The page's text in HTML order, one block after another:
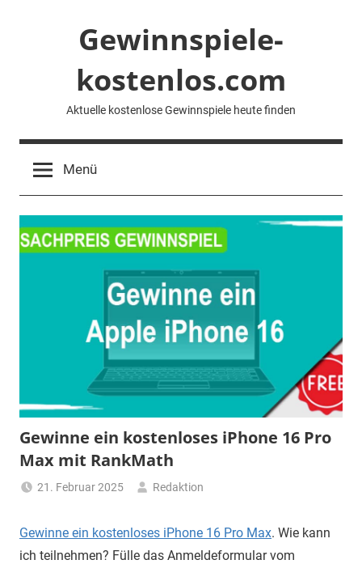
Gewinnspiele-
kostenlos.com
Aktuelle kostenlose Gewinnspiele heute finden
Menü
Gewinne ein kostenloses iPhone 16 Pro
Max mit RankMath
21. Februar 2025 Redaktion
Gewinne ein kostenloses iPhone 16 Pro Max. Wie kann
ich teilnehmen? Fülle das Anmeldeformular vom